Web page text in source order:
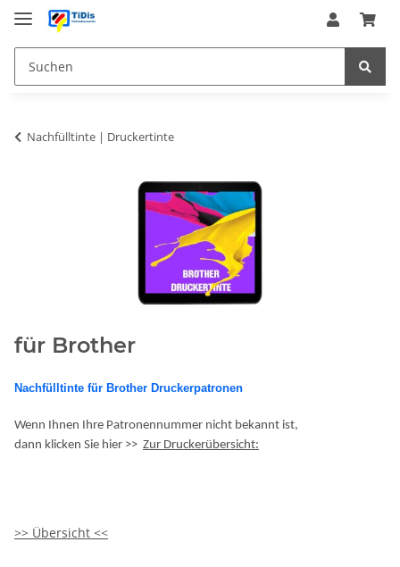
Nachfülltinte | Druckertinte
für Brother
Nachfülltinte für Brother Druckerpatronen
Wenn Ihnen Ihre Patronennummer nicht bekannt ist,
dann klicken Sie hier >> Zur Druckerübersicht:
>> Übersicht <<